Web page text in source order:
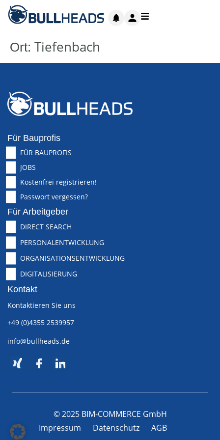
Ort: Tiefenbach
Für Bauprofis
FÜR BAUPROFIS
JOBS
Kostenfrei registrieren!
Passwort vergessen?
Für Arbeitgeber
DIRECT SEARCH
PERSONALENTWICKLUNG
ORGANISATIONSENTWICKLUNG
DIGITALISIERUNG
Kontakt
Kontaktieren Sie uns
+49 (0)4355 2539957
info@bullheads.de
© 2025 BIM-COMMERCE GmbH
Impressum
Datenschutz AGB